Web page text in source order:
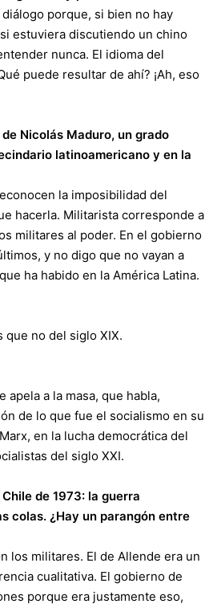
porque, si bien no hay
estuviera discutiendo un chino
nunca. El idioma del
puede resultar de ahí? ¡Ah, eso
Nicolás Maduro, un grado
latinoamericano y en la
la imposibilidad del
hacerla. Militarista corresponde a
militares al poder. En el gobierno
y no digo que no vayan a
ha habido en la América Latina.
que no del siglo XIX.
a la masa, que habla,
de lo que fue el socialismo en su
en la lucha democrática del
del siglo XXI.
de 1973: la guerra
colas. ¿Hay un parangón entre
los militares. El de Allende era un
cualitativa. El gobierno de
porque era justamente eso,